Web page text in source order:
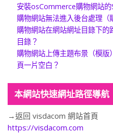
安裝osCommerce購物網站
購物網站無法進入後台處理（
購物網站在網站網址目錄下
目錄？
購物網站上傳主題布景（模
頁一片空白？
本網站快速網址路徑導航
→返回 visdacom 網站首頁
https://visdacom.com